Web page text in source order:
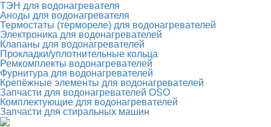
ТЭН для водонагревателя
Аноды для водонагревателя
Термостаты (термореле) для водонагревателей
Электроника для водонагревателей
Клапаны для водонагревателей
Прокладки/уплотнительные кольца
Ремкомплекты водонагревателей
Фурнитура для водонагревателей
Крепёжные элементы для водонагревателей
Запчасти для водонагревателей OSO
Комплектующие для водонагревателей
Запчасти для стиральных машин